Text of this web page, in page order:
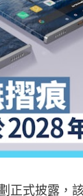
正式披露，